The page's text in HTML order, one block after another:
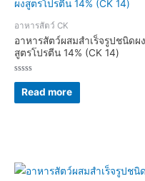
อาหารสัตว์ CK
อาหารสัตว์ผสมสำเร็จรูปชนิดผง
สูตรโปรตีน 14% (CK 14)
Rated
out
of
Read more